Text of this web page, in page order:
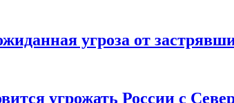
угроза от
угрожать России с